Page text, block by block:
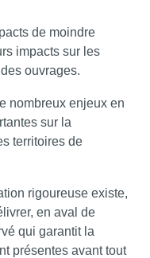
de moindre
impacts sur les
ouvrages.
nombreux enjeux en
sur la
territoires de
rigoureuse existe,
en aval de
qui garantit la
présentes avant tout